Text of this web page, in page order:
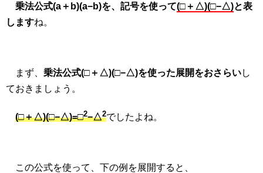
乗法公式(a＋b)(a−b)を、記号を使って(□＋△)(□−△)と表
しますね。
まず、 乗法公式(□＋△)(□−△)を使った展開をおさらいし
ておきましょう。
(□＋△)(□−△)=□2−△2でしたよね。
この公式を使って、下の例を展開すると、